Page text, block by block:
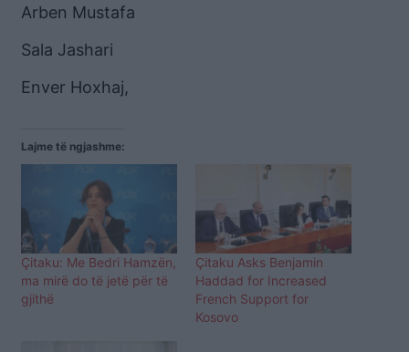
Arben Mustafa
Sala Jashari
Enver Hoxhaj,
Lajme të ngjashme:
Çitaku: Me Bedri Hamzën,
ma mirë do të jetë për të
gjithë
Çitaku Asks Benjamin
Haddad for Increased
French Support for
Kosovo